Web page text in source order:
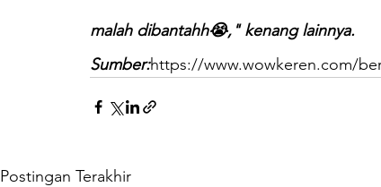
malah dibantahh😭," kenang lainnya.
Sumber:https://www.wowkeren.com/
Postingan Terakhir